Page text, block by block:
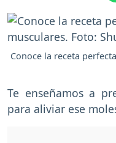
Conoce la receta
Te enseñamos a
para aliviar ese